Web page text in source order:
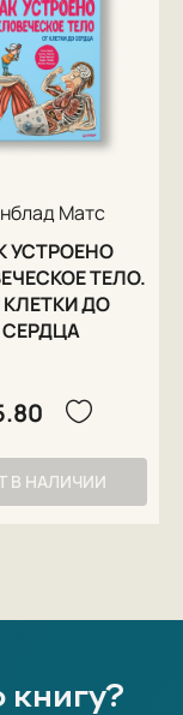
Матс
УСТРОЕНО
ТЕЛО.
ДО
СЕРДЦА
В НАЛИЧИИ